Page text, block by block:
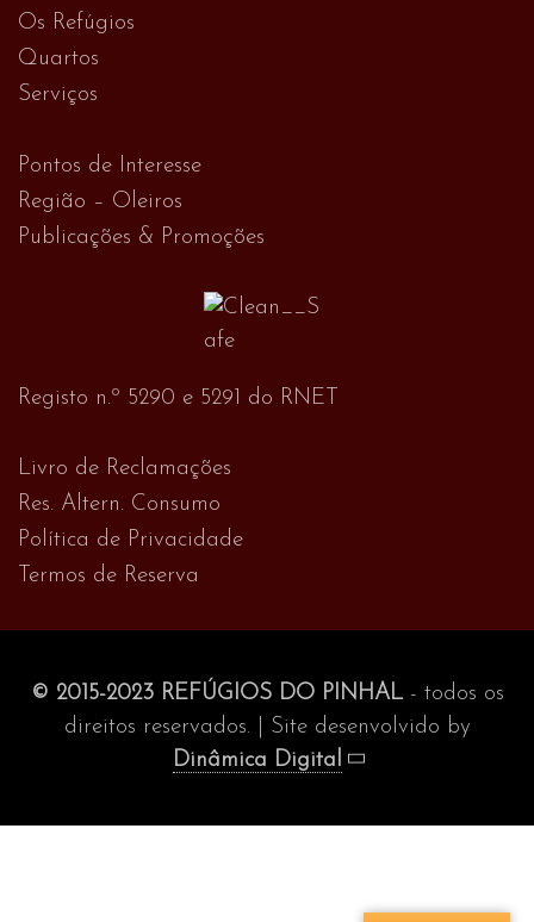
Os Refúgios
Quartos
Serviços
Pontos de Interesse
Região – Oleiros
Publicações & Promoções
Registo n.º 5290 e 5291 do RNET
Livro de Reclamações
Res. Altern. Consumo
Política de Privacidade
Termos de Reserva
© 2015-2023 REFÚGIOS DO PINHAL- todos os
direitos reservados. | Site desenvolvido by
Dinâmica Digital